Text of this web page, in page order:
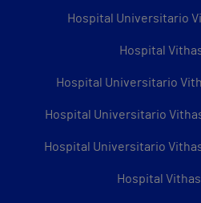
Hospital Universitario
Hospital
Hospital Universitario
Hospital Universitario
Hospital Universitario
Hospital Vithas